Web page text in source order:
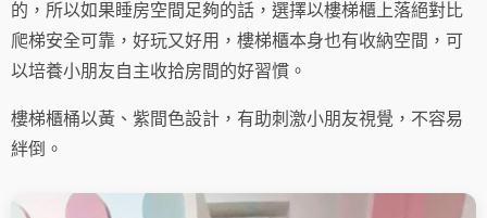
的，所以如果睡房空間足夠的話，選擇以樓梯櫃上落絕對比
爬梯安全可靠，好玩又好用，樓梯櫃本身也有收納空間，可
以培養小朋友自主收拾房間的好習慣。
樓梯櫃桶以黃、紫間色設計，有助刺激小朋友視覺，不容易
絆倒。